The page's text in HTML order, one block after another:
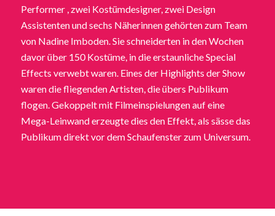
Performer , zwei Kostümdesigner, zwei Design
Assistenten und sechs Näherinnen gehörten zum Team
von Nadine Imboden. Sie schneiderten in den Wochen
davor über 150 Kostüme, in die erstaunliche Special
Effects verwebt waren. Eines der Highlights der Show
waren die fliegenden Artisten, die übers Publikum
flogen. Gekoppelt mit Filmeinspielungen auf eine
Mega-Leinwand erzeugte dies den Effekt, als sässe das
Publikum direkt vor dem Schaufenster zum Universum.